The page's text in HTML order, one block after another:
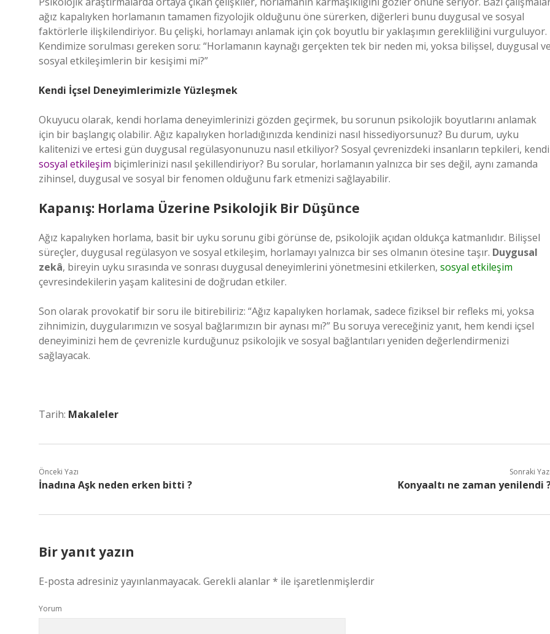
ağız kapalıyken horlamanın tamamen fizyolojik olduğunu öne sürerken, diğerleri bunu duygusal ve sosyal
faktörlerle ilişkilendiriyor. Bu çelişki, horlamayı anlamak için çok boyutlu bir yaklaşımın gerekliliğini vurguluyor.
Kendimize sorulması gereken soru: “Horlamanın kaynağı gerçekten tek bir neden mi, yoksa bilişsel, duygusal
sosyal etkileşimlerin bir kesişimi mi?”
Kendi İçsel Deneyimlerimizle Yüzleşmek
Okuyucu olarak, kendi horlama deneyimlerinizi gözden geçirmek, bu sorunun psikolojik boyutlarını anlamak
için bir başlangıç olabilir. Ağız kapalıyken horladığınızda kendinizi nasıl hissediyorsunuz? Bu durum, uyku
kalitenizi ve ertesi gün duygusal regülasyonunuzu nasıl etkiliyor? Sosyal çevrenizdeki insanların tepkileri, kendi
sosyal etkileşim biçimlerinizi nasıl şekillendiriyor? Bu sorular, horlamanın yalnızca bir ses değil, aynı zamanda
zihinsel, duygusal ve sosyal bir fenomen olduğunu fark etmenizi sağlayabilir.
Kapanış: Horlama Üzerine Psikolojik Bir Düşünce
Ağız kapalıyken horlama, basit bir uyku sorunu gibi görünse de, psikolojik açıdan oldukça katmanlıdır. Bilişsel
süreçler, duygusal regülasyon ve sosyal etkileşim, horlamayı yalnızca bir ses olmanın ötesine taşır. Duygusal
zekâ, bireyin uyku sırasında ve sonrası duygusal deneyimlerini yönetmesini etkilerken, sosyal etkileşim
çevresindekilerin yaşam kalitesini de doğrudan etkiler.
Son olarak provokatif bir soru ile bitirebiliriz: “Ağız kapalıyken horlamak, sadece fiziksel bir refleks mi, yoksa
zihnimizin, duygularımızın ve sosyal bağlarımızın bir aynası mı?” Bu soruya vereceğiniz yanıt, hem kendi içsel
deneyiminizi hem de çevrenizle kurduğunuz psikolojik ve sosyal bağlantıları yeniden değerlendirmenizi
sağlayacak.
Tarih: Makaleler
Önceki Yazı
İnadına Aşk neden erken bitti ?
Sonraki
Konyaaltı ne zaman yenilendi
Bir yanıt yazın
E-posta adresiniz yayınlanmayacak. Gerekli alanlar* ile işaretlenmişlerdir
Yorum